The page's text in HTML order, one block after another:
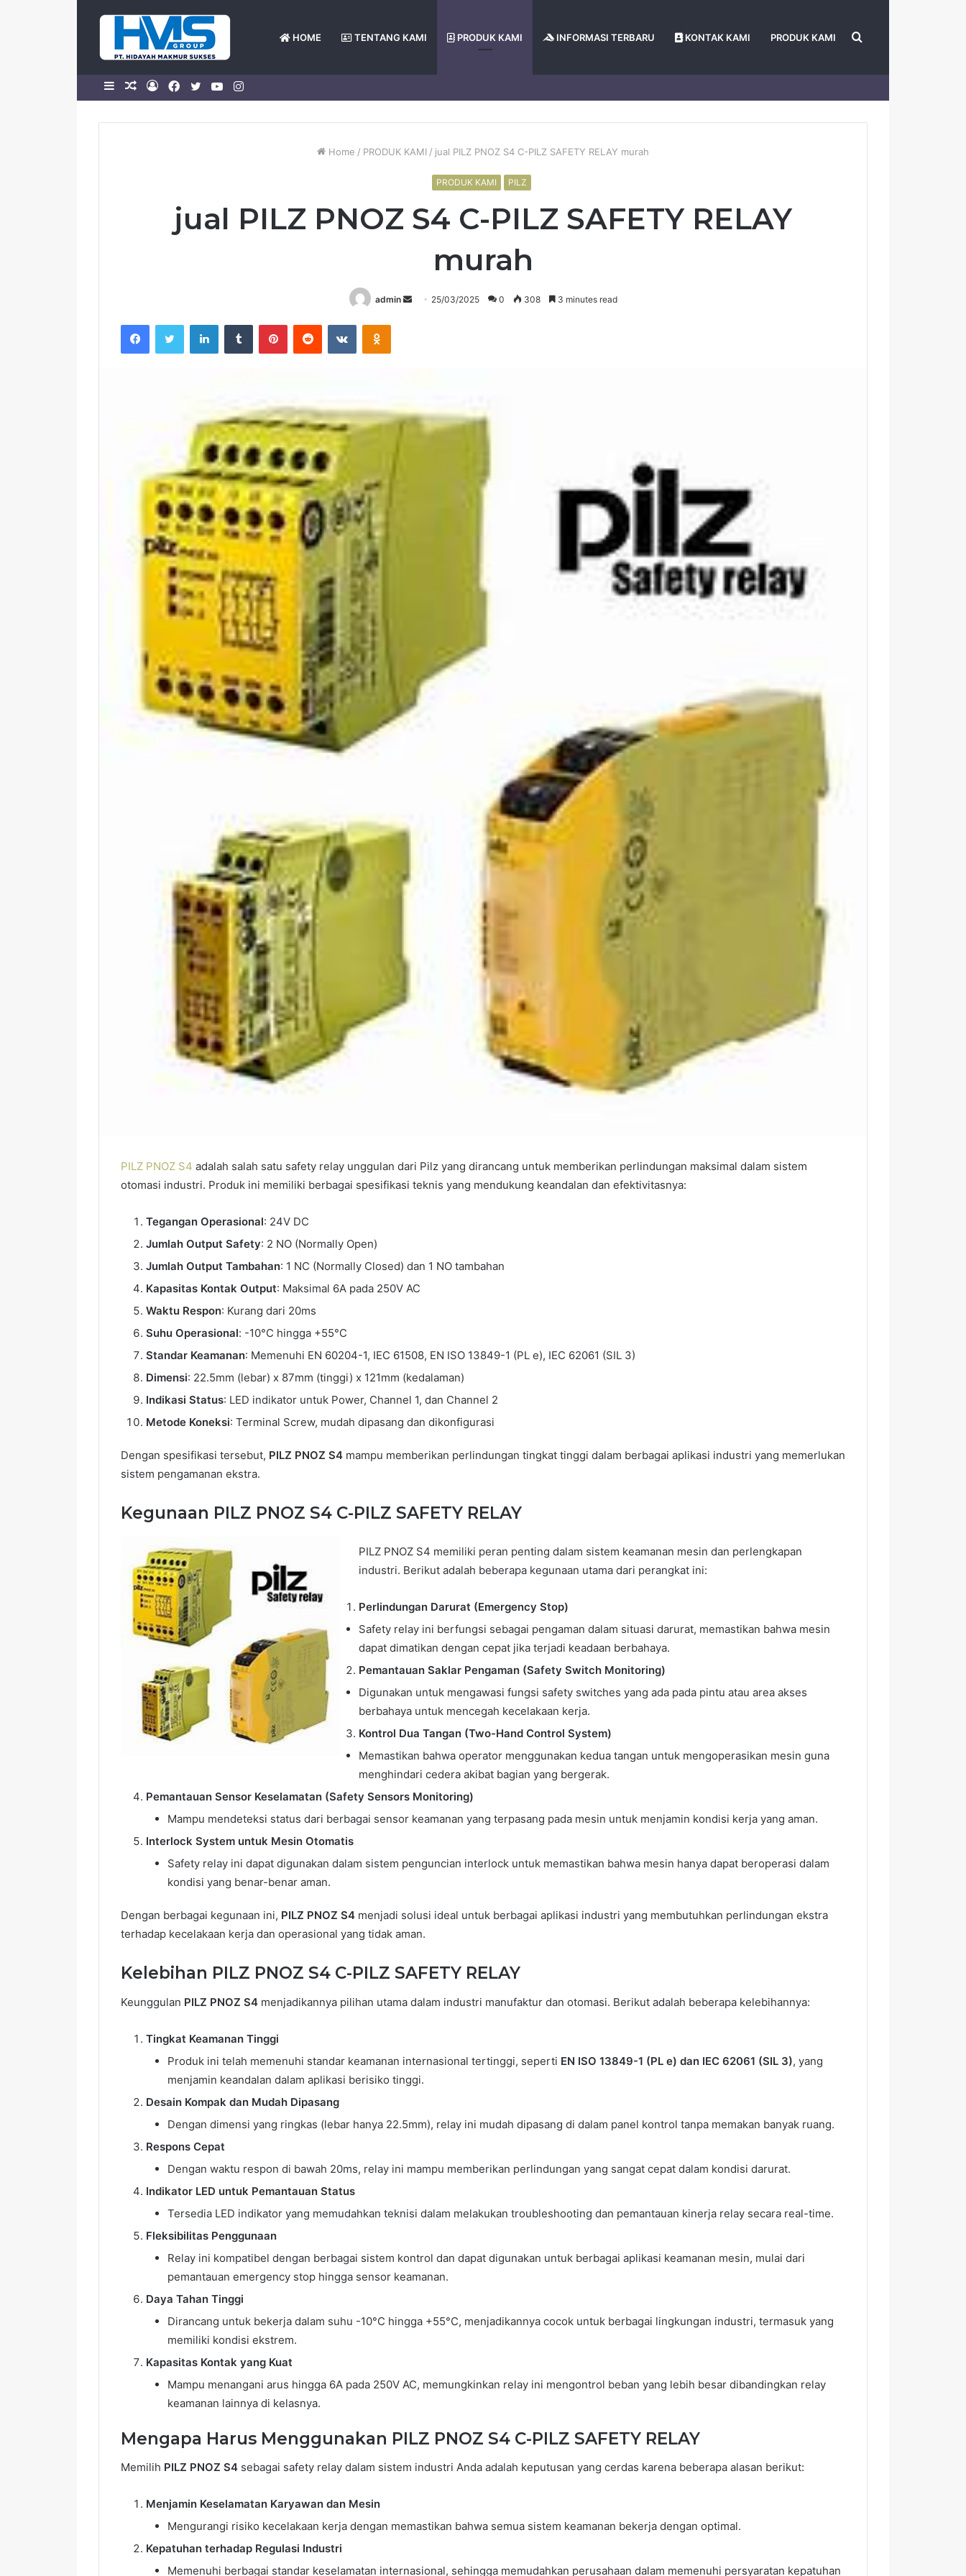
HOME TENTANG KAMI PRODUK KAMI INFORMASI TERBARU KONTAK KAMI PRODUK KAMI Search
SidebarRandom
LogFacebook
TwitterYouTubeInstagram
Home / PRODUK KAMI / jual PILZ PNOZ S4 C-PILZ SAFETY RELAY murah
PRODUK KAMI PILZ
jual PILZ PNOZ S4 C-PILZ SAFETY RELAY
murah
admin
Send 25/03/2025 0 308 3 minutes read
FacebookTwitter LinkedInTumblr PinterestReddit VKontakteOdnoklassniki
PILZ PNOZ S4 adalah salah satu safety relay unggulan dari Pilz yang dirancang untuk memberikan perlindungan maksimal dalam sistem
otomasi industri. Produk ini memiliki berbagai spesifikasi teknis yang mendukung keandalan dan efektivitasnya:
Tegangan Operasional: 24V DC
Jumlah Output Safety: 2 NO (Normally Open)
Jumlah Output Tambahan: 1 NC (Normally Closed) dan 1 NO tambahan
Kapasitas Kontak Output: Maksimal 6A pada 250V AC
Waktu Respon: Kurang dari 20ms
Suhu Operasional: -10°C hingga +55°C
Standar Keamanan: Memenuhi EN 60204-1, IEC 61508, EN ISO 13849-1 (PL e), IEC 62061 (SIL 3)
Dimensi: 22.5mm (lebar) x 87mm (tinggi) x 121mm (kedalaman)
Indikasi Status: LED indikator untuk Power, Channel 1, dan Channel 2
Metode Koneksi: Terminal Screw, mudah dipasang dan dikonfigurasi
Dengan spesifikasi tersebut, PILZ PNOZ S4 mampu memberikan perlindungan tingkat tinggi dalam berbagai aplikasi industri yang memerlukan
sistem pengamanan ekstra.
Kegunaan PILZ PNOZ S4 C-PILZ SAFETY RELAY
PILZ PNOZ S4 memiliki peran penting dalam sistem keamanan mesin dan perlengkapan
industri. Berikut adalah beberapa kegunaan utama dari perangkat ini:
Perlindungan Darurat (Emergency Stop)
Safety relay ini berfungsi sebagai pengaman dalam situasi darurat, memastikan bahwa mesin
dapat dimatikan dengan cepat jika terjadi keadaan berbahaya.
Pemantauan Saklar Pengaman (Safety Switch Monitoring)
Digunakan untuk mengawasi fungsi safety switches yang ada pada pintu atau area akses
berbahaya untuk mencegah kecelakaan kerja.
Kontrol Dua Tangan (Two-Hand Control System)
Memastikan bahwa operator menggunakan kedua tangan untuk mengoperasikan mesin guna
menghindari cedera akibat bagian yang bergerak.
Pemantauan Sensor Keselamatan (Safety Sensors Monitoring)
Mampu mendeteksi status dari berbagai sensor keamanan yang terpasang pada mesin untuk menjamin kondisi kerja yang aman.
Interlock System untuk Mesin Otomatis
Safety relay ini dapat digunakan dalam sistem penguncian interlock untuk memastikan bahwa mesin hanya dapat beroperasi dalam
kondisi yang benar-benar aman.
Dengan berbagai kegunaan ini, PILZ PNOZ S4 menjadi solusi ideal untuk berbagai aplikasi industri yang membutuhkan perlindungan ekstra
terhadap kecelakaan kerja dan operasional yang tidak aman.
Kelebihan PILZ PNOZ S4 C-PILZ SAFETY RELAY
Keunggulan PILZ PNOZ S4 menjadikannya pilihan utama dalam industri manufaktur dan otomasi. Berikut adalah beberapa kelebihannya:
Tingkat Keamanan Tinggi
Produk ini telah memenuhi standar keamanan internasional tertinggi, seperti EN ISO 13849-1 (PL e) dan IEC 62061 (SIL 3), yang
menjamin keandalan dalam aplikasi berisiko tinggi.
Desain Kompak dan Mudah Dipasang
Dengan dimensi yang ringkas (lebar hanya 22.5mm), relay ini mudah dipasang di dalam panel kontrol tanpa memakan banyak ruang.
Respons Cepat
Dengan waktu respon di bawah 20ms, relay ini mampu memberikan perlindungan yang sangat cepat dalam kondisi darurat.
Indikator LED untuk Pemantauan Status
Tersedia LED indikator yang memudahkan teknisi dalam melakukan troubleshooting dan pemantauan kinerja relay secara real-time.
Fleksibilitas Penggunaan
Relay ini kompatibel dengan berbagai sistem kontrol dan dapat digunakan untuk berbagai aplikasi keamanan mesin, mulai dari
pemantauan emergency stop hingga sensor keamanan.
Daya Tahan Tinggi
Dirancang untuk bekerja dalam suhu -10°C hingga +55°C, menjadikannya cocok untuk berbagai lingkungan industri, termasuk yang
memiliki kondisi ekstrem.
Kapasitas Kontak yang Kuat
Mampu menangani arus hingga 6A pada 250V AC, memungkinkan relay ini mengontrol beban yang lebih besar dibandingkan relay
keamanan lainnya di kelasnya.
Mengapa Harus Menggunakan PILZ PNOZ S4 C-PILZ SAFETY RELAY
Memilih PILZ PNOZ S4 sebagai safety relay dalam sistem industri Anda adalah keputusan yang cerdas karena beberapa alasan berikut:
Menjamin Keselamatan Karyawan dan Mesin
Mengurangi risiko kecelakaan kerja dengan memastikan bahwa semua sistem keamanan bekerja dengan optimal.
Kepatuhan terhadap Regulasi Industri
Memenuhi berbagai standar keselamatan internasional, sehingga memudahkan perusahaan dalam memenuhi persyaratan kepatuhan